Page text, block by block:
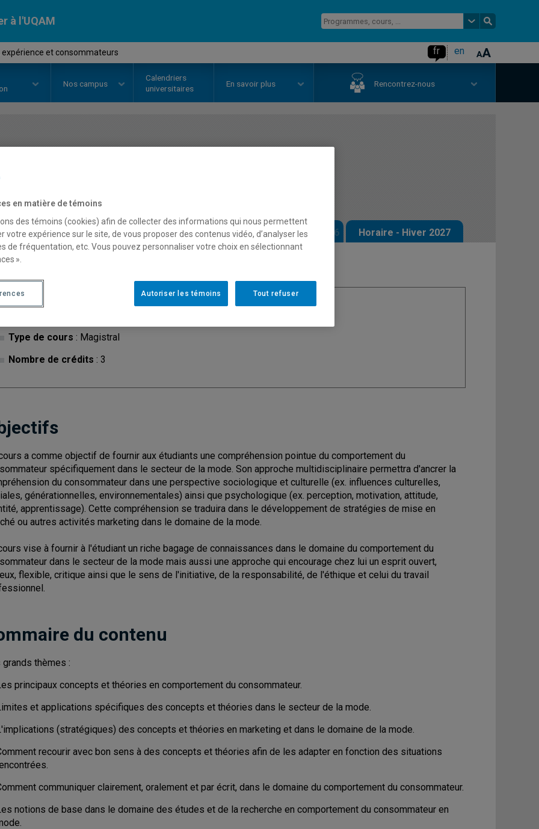
à l'UQAM
expérience et consommateurs fr en
Nos campus
Calendriers
universitaires
En savoir plus Rencontrez-nous
Description Horaire - Été 2026 Horaire - Automne 2026 Horaire - Hiver 2027
Type de cours : Magistral
Nombre de crédits : 3
a comme objectif de fournir aux étudiants une compréhension pointue du comportement du
spécifiquement dans le secteur de la mode. Son approche multidisciplinaire permettra d'ancrer la
du consommateur dans une perspective sociologique et culturelle (ex. influences culturelles,
générationnelles, environnementales) ainsi que psychologique (ex. perception, motivation, attitude,
apprentissage). Cette compréhension se traduira dans le développement de stratégies de mise en
ou autres activités marketing dans le domaine de la mode.
vise à fournir à l'étudiant un riche bagage de connaissances dans le domaine du comportement du
dans le secteur de la mode mais aussi une approche qui encourage chez lui un esprit ouvert,
flexible, critique ainsi que le sens de l'initiative, de la responsabilité, de l'éthique et celui du travail
du contenu
grands thèmes :
principaux concepts et théories en comportement du consommateur.
et applications spécifiques des concepts et théories dans le secteur de la mode.
(stratégiques) des concepts et théories en marketing et dans le domaine de la mode.
recourir avec bon sens à des concepts et théories afin de les adapter en fonction des situations
communiquer clairement, oralement et par écrit, dans le domaine du comportement du consommateur.
notions de base dans le domaine des études et de la recherche en comportement du consommateur en
en matière de témoins
des témoins (cookies) afin de collecter des informations qui nous permettent
votre expérience sur le site, de vous proposer des contenus vidéo, d’analyser les
de fréquentation, etc. Vous pouvez personnaliser votre choix en sélectionnant
».
Tout refuser
Autoriser les témoins